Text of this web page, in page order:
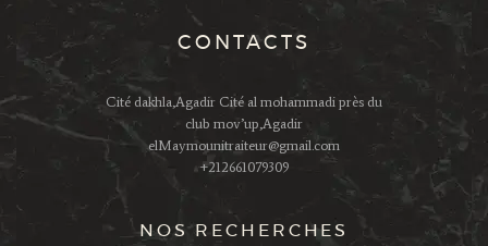
CONTACTS
Cité dakhla,Agadir Cité al mohammadi près du
club mov’up,Agadir
elMaymounitraiteur@gmail.com
+212661079309
NOS RECHERCHES